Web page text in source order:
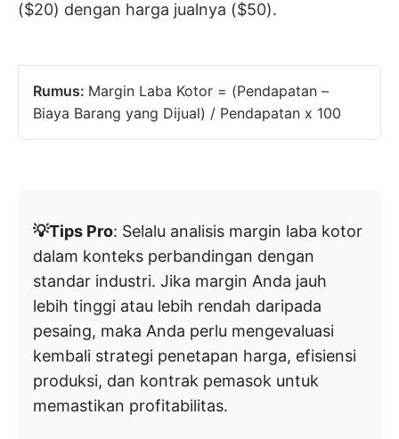
($20) dengan harga jualnya ($50).
Rumus: Margin Laba Kotor = (Pendapatan –
Biaya Barang yang Dijual) / Pendapatan x 100
💡Tips Pro: Selalu analisis margin laba kotor
dalam konteks perbandingan dengan
standar industri. Jika margin Anda jauh
lebih tinggi atau lebih rendah daripada
pesaing, maka Anda perlu mengevaluasi
kembali strategi penetapan harga, efisiensi
produksi, dan kontrak pemasok untuk
memastikan profitabilitas.